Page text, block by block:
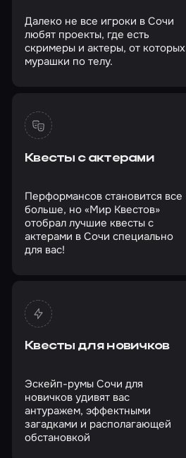
Далеко не все игроки в Сочи
любят проекты, где есть
скримеры и актеры, от которых
мурашки по телу.
Квесты с актерами
Перформансов становится все
больше, но «Мир Квестов»
отобрал лучшие квесты с
актерами в Сочи специально
для вас!
Квесты для новичков
Эскейп-румы Сочи для
новичков удивят вас
антуражем, эффектными
загадками и располагающей
обстановкой